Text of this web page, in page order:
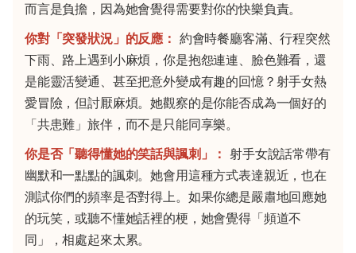
而言是負擔，因為她會覺得需要對你的快樂負責。
你對「突發狀況」的反應： 約會時餐廳客滿、行程突然
下雨、路上遇到小麻煩，你是抱怨連連、臉色難看，還
是能靈活變通、甚至把意外變成有趣的回憶？射手女熱
愛冒險，但討厭麻煩。她觀察的是你能否成為一個好的
「共患難」旅伴，而不是只能同享樂。
你是否「聽得懂她的笑話與諷刺」： 射手女說話常帶有
幽默和一點點的諷刺。她會用這種方式表達親近，也在
測試你們的頻率是否對得上。如果你總是嚴肅地回應她
的玩笑，或聽不懂她話裡的梗，她會覺得「頻道不
同」，相處起來太累。